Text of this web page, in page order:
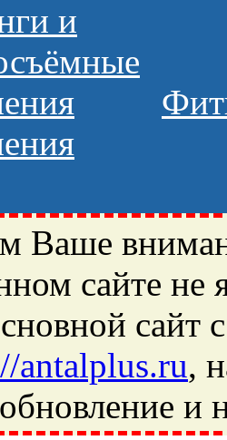
Ваше
сайте не
сайт
antalplus.ru,
обновление и